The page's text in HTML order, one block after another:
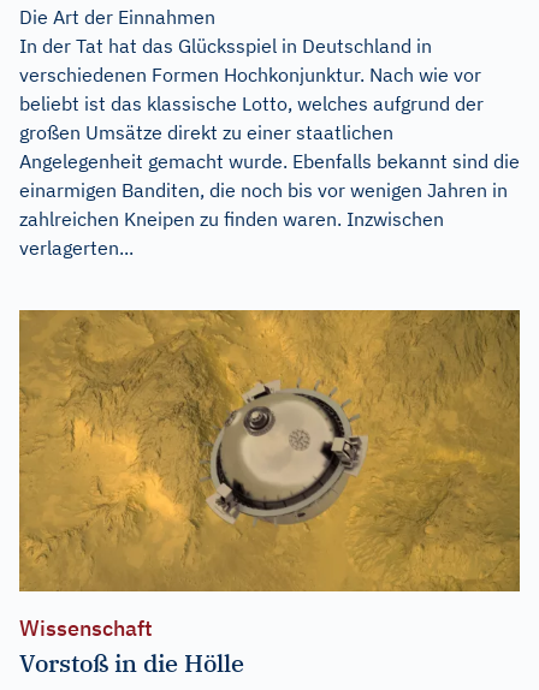
Die Art der Einnahmen
In der Tat hat das Glücksspiel in Deutschland in
verschiedenen Formen Hochkonjunktur. Nach wie vor
beliebt ist das klassische Lotto, welches aufgrund der
großen Umsätze direkt zu einer staatlichen
Angelegenheit gemacht wurde. Ebenfalls bekannt sind die
einarmigen Banditen, die noch bis vor wenigen Jahren in
zahlreichen Kneipen zu finden waren. Inzwischen
verlagerten...
Wissenschaft
Vorstoß in die Hölle